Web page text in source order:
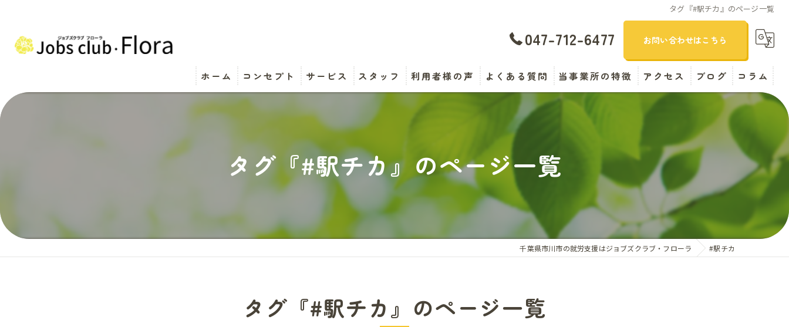
タグ『#駅チカ』のページ一覧
047-712-6477 お問い合わせはこちら
ホーム コンセプト サービス スタッフ 利用者様の声 よくある質問 当事業所の特徴
精神障がい
求人
アクセス ブログ コラム
タグ『#駅チカ』のページ一覧
千葉県市川市の就労支援はジョブズクラブ・フローラ #駅チカ
タグ『#駅チカ』のページ一覧